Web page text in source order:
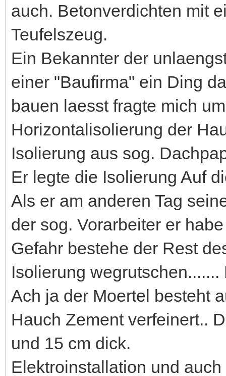
auch. Betonverdichten mit
Teufelszeug.
Ein Bekannter der
einer "Baufirma" ein Ding
bauen laesst fragte mich
Horizontalisolierung der
Isolierung aus sog.
Er legte die Isolierung Auf
Als er am anderen Tag
der sog. Vorarbeiter er
Gefahr bestehe der Rest
Isolierung
Ach ja der Moertel besteht
Hauch Zement verfeinert..
und 15 cm dick.
Elektroinstallation und